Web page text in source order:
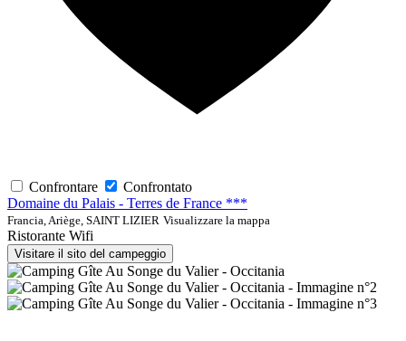
Confrontare
Confrontato
Domaine du Palais - Terres de France ***
Francia, Ariège, SAINT LIZIER Visualizzare la mappa
Ristorante Wifi
Visitare il sito del campeggio